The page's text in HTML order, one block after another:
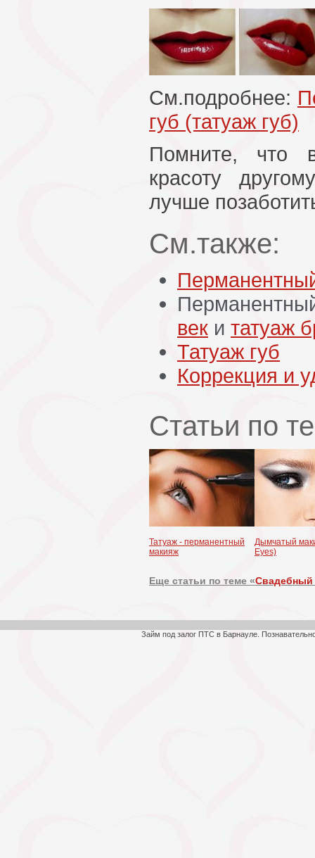
См.подробнее:
губ (татуаж губ)
Помните, что
красоту
лучше
См.также:
век и татуаж
Татуаж губ
Коррекция и
Статьи по
Татуаж - перманентный
макияж
Дымчатый
Eyes)
Еще статьи по теме «Свадебный
Займ под залог ПТС в Барнауле.